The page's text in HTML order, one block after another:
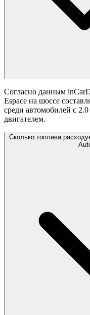
Согласно данным
Espace на шоссе
среди автомобилей с
двигателем.
Сколько топлива